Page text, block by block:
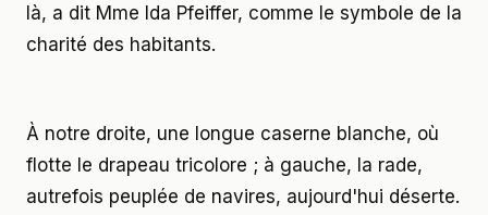
là, a dit Mme Ida Pfeiffer, comme le symbole de la
charité des habitants.
À notre droite, une longue caserne blanche, où
flotte le drapeau tricolore ; à gauche, la rade,
autrefois peuplée de navires, aujourd'hui déserte.